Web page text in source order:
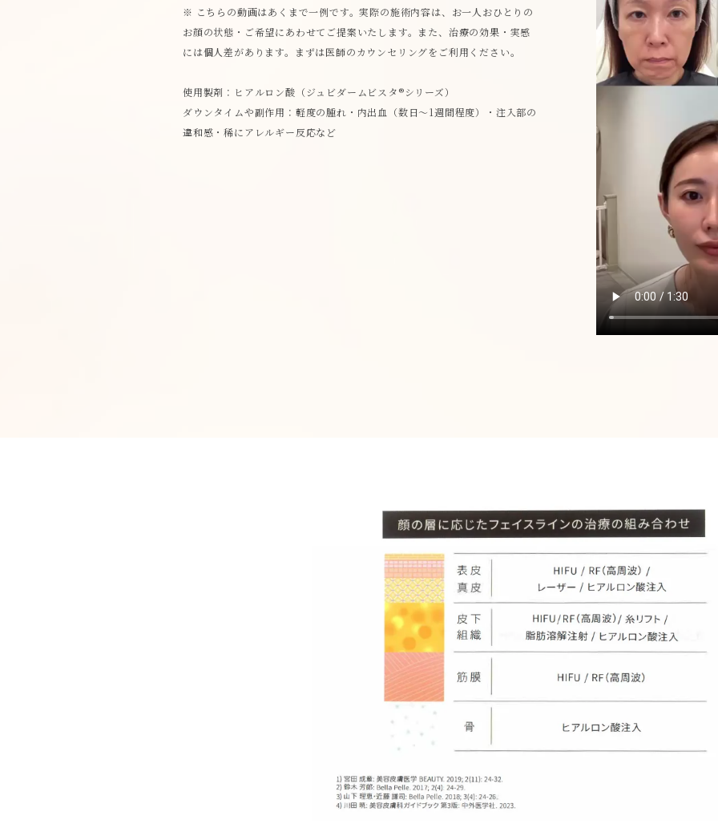
※ こちらの動画はあくまで一例です。実際の施術内容は、お一人おひとりの
お顔の状態・ご希望にあわせてご提案いたします。また、治療の効果・実感
には個人差があります。まずは医師のカウンセリングをご利用ください。
使用製剤：ヒアルロン酸（ジュビダームビスタ®シリーズ）
ダウンタイムや副作用：軽度の腫れ・内出血（数日〜1週間程度）・注入部の
違和感・稀にアレルギー反応など